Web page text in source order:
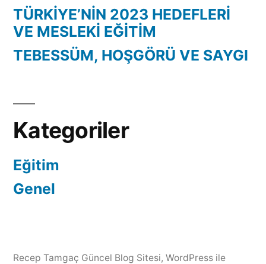
TÜRKİYE’NİN 2023 HEDEFLERİ
VE MESLEKİ EĞİTİM
TEBESSÜM, HOŞGÖRÜ VE SAYGI
Kategoriler
Eğitim
Genel
Recep Tamgaç Güncel Blog Sitesi, WordPress ile